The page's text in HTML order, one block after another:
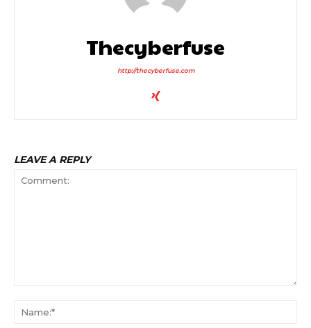
Thecyberfuse
http://thecyberfuse.com
LEAVE A REPLY